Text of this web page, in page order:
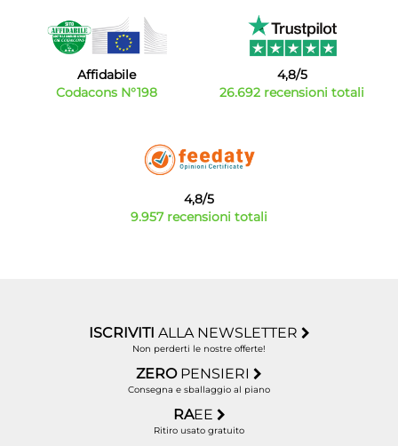
Affidabile
Codacons N°198
4,8/5
26.692 recensioni totali
4,8/5
9.957 recensioni totali
ISCRIVITI ALLA NEWSLETTER
Non perderti le nostre offerte!
ZERO PENSIERI
Consegna e sballaggio al piano
RAEE
Ritiro usato gratuito